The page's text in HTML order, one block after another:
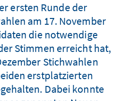
ersten Runde der
am 17. November
die notwendige
Stimmen erreicht hat,
Stichwahlen
erstplatzierten
Dabei konnte